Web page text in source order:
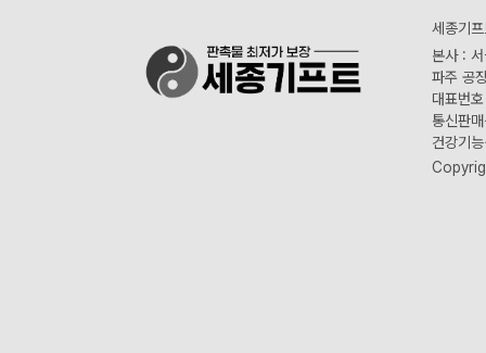
세종기
본사 :
파주 공
대표번
통신판
건강기